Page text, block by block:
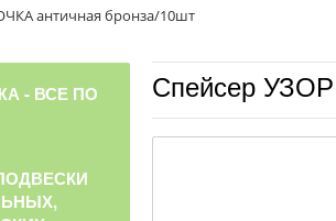
античная бронза/10шт
Спейсер
- ВСЕ ПО